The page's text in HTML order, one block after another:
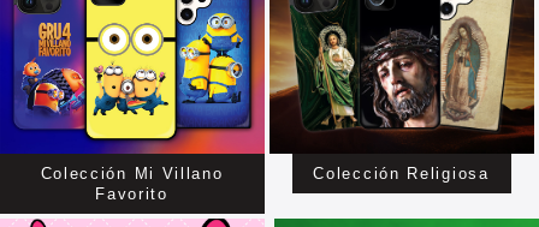
Colección Mi Villano
Favorito
Colección Religiosa